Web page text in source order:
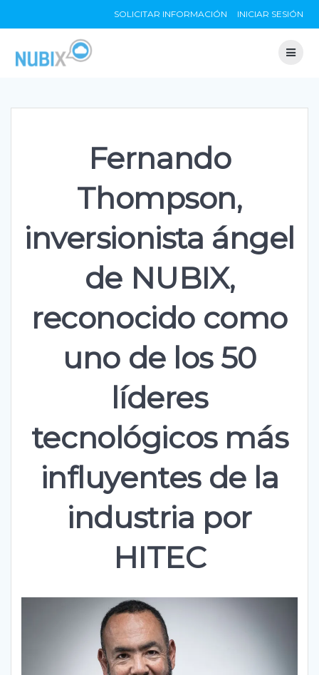
to
SOLICITAR INFORMACIÓN INICIAR SESIÓN
Fernando
Thompson,
inversionista ángel
de NUBIX,
reconocido como
uno de los 50
líderes
tecnológicos más
influyentes de la
industria por
HITEC